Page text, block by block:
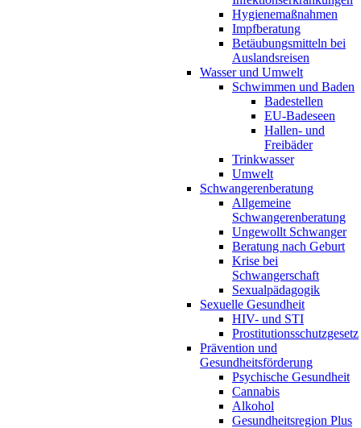
Hygienemaßnahmen
Impfberatung
Betäubungsmitteln bei
Auslandsreisen
Wasser und Umwelt
Schwimmen und Baden
Badestellen
EU-Badeseen
Hallen- und
Freibäder
Trinkwasser
Umwelt
Schwangerenberatung
Allgemeine
Schwangerenberatung
Ungewollt Schwanger
Beratung nach Geburt
Krise bei
Schwangerschaft
Sexualpädagogik
Sexuelle Gesundheit
HIV- und STI
Prostitutionsschutzgesetz
Prävention und
Gesundheitsförderung
Psychische Gesundheit
Cannabis
Alkohol
Gesundheitsregion Plus